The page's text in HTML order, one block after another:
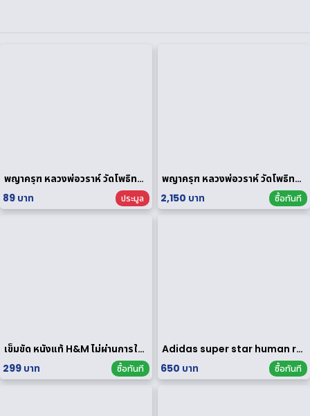
พญาครุฑ หลวงพ่อวราห์ วัดโพธิทอง กฐินพระราชทาน ปี 2564 เนื้อกะไหล่ทอง
89 บาท
ประมูล
พญาครุฑ หลวงพ่อวราห์ วัดโพธิทอง มหาบารมี2 เนื้อสัมฤทธิ์เงิน
2,150 บาท
ซื้อทันที
เข็มขัด หนังแท้ H&M ไม่ผ่านการใช้งาน
299 บาท
ซื้อทันที
Adidas super star human race limited edition
650 บาท
ซื้อทันที